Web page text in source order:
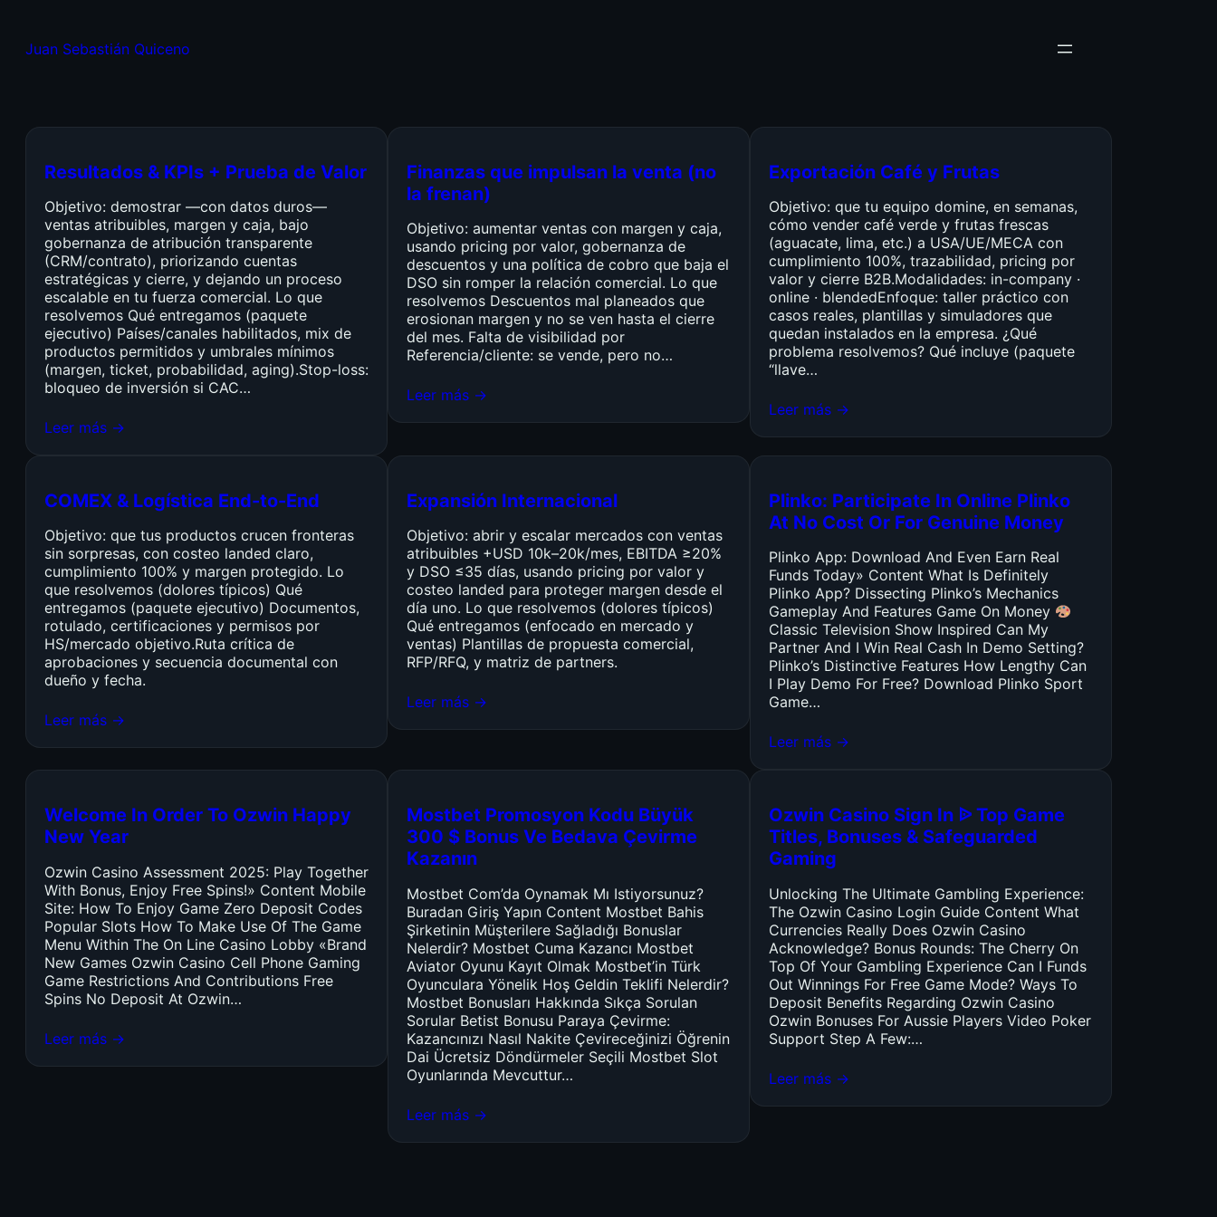
Juan Sebastián Quiceno
Resultados & KPIs + Prueba de Valor
Objetivo: demostrar —con datos duros—
ventas atribuibles, margen y caja, bajo
gobernanza de atribución transparente
(CRM/contrato), priorizando cuentas
estratégicas y cierre, y dejando un proceso
escalable en tu fuerza comercial. Lo que
resolvemos Qué entregamos (paquete
ejecutivo) Países/canales habilitados, mix de
productos permitidos y umbrales mínimos
(margen, ticket, probabilidad, aging).Stop-loss:
bloqueo de inversión si CAC…
Leer más →
Finanzas que impulsan la venta (no
la frenan)
Objetivo: aumentar ventas con margen y caja,
usando pricing por valor, gobernanza de
descuentos y una política de cobro que baja el
DSO sin romper la relación comercial. Lo que
resolvemos Descuentos mal planeados que
erosionan margen y no se ven hasta el cierre
del mes. Falta de visibilidad por
Referencia/cliente: se vende, pero no…
Leer más →
Exportación Café y Frutas
Objetivo: que tu equipo domine, en semanas,
cómo vender café verde y frutas frescas
(aguacate, lima, etc.) a USA/UE/MECA con
cumplimiento 100%, trazabilidad, pricing por
valor y cierre B2B.Modalidades: in-company ·
online · blendedEnfoque: taller práctico con
casos reales, plantillas y simuladores que
quedan instalados en la empresa. ¿Qué
problema resolvemos? Qué incluye (paquete
“llave…
Leer más →
COMEX & Logística End-to-End
Objetivo: que tus productos crucen fronteras
sin sorpresas, con costeo landed claro,
cumplimiento 100% y margen protegido. Lo
que resolvemos (dolores típicos) Qué
entregamos (paquete ejecutivo) Documentos,
rotulado, certificaciones y permisos por
HS/mercado objetivo.Ruta crítica de
aprobaciones y secuencia documental con
dueño y fecha.
Leer más →
Expansión Internacional
Objetivo: abrir y escalar mercados con ventas
atribuibles +USD 10k–20k/mes, EBITDA ≥20%
y DSO ≤35 días, usando pricing por valor y
costeo landed para proteger margen desde el
día uno. Lo que resolvemos (dolores típicos)
Qué entregamos (enfocado en mercado y
ventas) Plantillas de propuesta comercial,
RFP/RFQ, y matriz de partners.
Leer más →
Plinko: Participate In Online Plinko
At No Cost Or For Genuine Money
Plinko App: Download And Even Earn Real
Funds Today» Content What Is Definitely
Plinko App? Dissecting Plinko’s Mechanics
Gameplay And Features Game On Money
Classic Television Show Inspired Can My
Partner And I Win Real Cash In Demo Setting?
Plinko’s Distinctive Features How Lengthy Can
I Play Demo For Free? Download Plinko Sport
Game…
Leer más →
Welcome In Order To Ozwin Happy
New Year
Ozwin Casino Assessment 2025: Play Together
With Bonus, Enjoy Free Spins!» Content Mobile
Site: How To Enjoy Game Zero Deposit Codes
Popular Slots How To Make Use Of The Game
Menu Within The On Line Casino Lobby «Brand
New Games Ozwin Casino Cell Phone Gaming
Game Restrictions And Contributions Free
Spins No Deposit At Ozwin…
Leer más →
Mostbet Promosyon Kodu Büyük
300 $ Bonus Ve Bedava Çevirme
Kazanın
Mostbet Com’da Oynamak Mı Istiyorsunuz?
Buradan Giriş Yapın Content Mostbet Bahis
Şirketinin Müşterilere Sağladığı Bonuslar
Nelerdir? Mostbet Cuma Kazancı Mostbet
Aviator Oyunu Kayıt Olmak Mostbet’in Türk
Oyunculara Yönelik Hoş Geldin Teklifi Nelerdir?
Mostbet Bonusları Hakkında Sıkça Sorulan
Sorular Betist Bonusu Paraya Çevirme:
Kazancınızı Nasıl Nakite Çevireceğinizi Öğrenin
Dai Ücretsiz Döndürmeler Seçili Mostbet Slot
Oyunlarında Mevcuttur…
Leer más →
Ozwin Casino Sign In ᐉ Top Game
Titles, Bonuses & Safeguarded
Gaming
Unlocking The Ultimate Gambling Experience:
The Ozwin Casino Login Guide Content What
Currencies Really Does Ozwin Casino
Acknowledge? Bonus Rounds: The Cherry On
Top Of Your Gambling Experience Can I Funds
Out Winnings For Free Game Mode? Ways To
Deposit Benefits Regarding Ozwin Casino
Ozwin Bonuses For Aussie Players Video Poker
Support Step A Few:…
Leer más →